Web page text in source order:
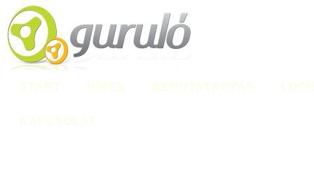
START HÍREK BEMUTATKOZÁS
KAPCSOLAT